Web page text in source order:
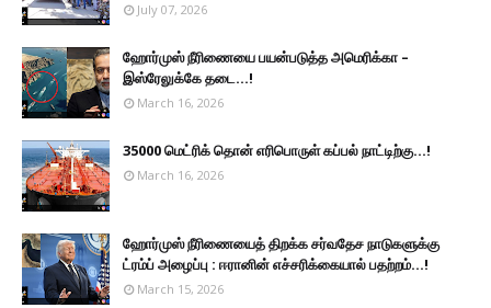
July 07, 2026
ஹோர்முஸ் நீரிணையை பயன்படுத்த அமெரிக்கா –
இஸ்ரேலுக்கே தடை...!
March 16, 2026
35000 மெட்ரிக் தொன் எரிபொருள் கப்பல் நாட்டிற்கு...!
March 16, 2026
ஹோர்முஸ் நீரிணையைத் திறக்க சர்வதேச நாடுகளுக்கு
ட்ரம்ப் அழைப்பு : ஈரானின் எச்சரிக்கையால் பதற்றம்...!
March 15, 2026